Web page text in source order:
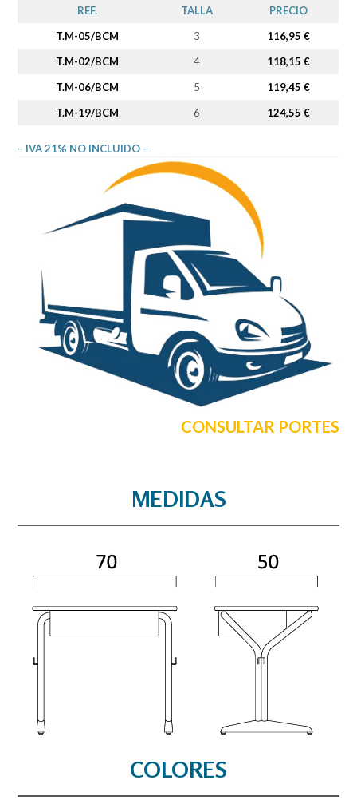
REF. TALLA
PRECIO
T.M-05/BCM 3
116,95 €
T.M-02/BCM 4
118,15 €
T.M-06/BCM 5
119,45 €
T.M-19/BCM
6 124,55 €
– IVA 21% NO INCLUIDO –
CONSULTAR PORTES
MEDIDAS
COLORES